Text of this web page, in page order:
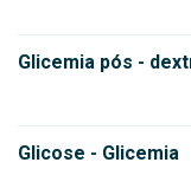
Glicemia pós -
Glicose - Glicemia